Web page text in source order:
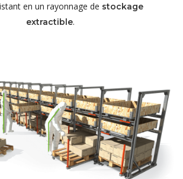
en un rayonnage de stockage
extractible.